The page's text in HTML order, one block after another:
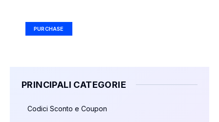
PURCHASE
PRINCIPALI CATEGORIE
Codici Sconto e Coupon